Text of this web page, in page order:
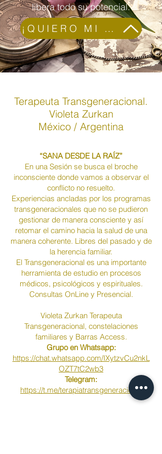
libera todo su potencial.
¡QUIERO MI 1º CONSULTA GRATIS!!
Terapeuta Transgeneracional.
Violeta Zurkan
México / Argentina
“SANA DESDE LA RAÍZ”
En una Sesión se busca el broche
inconsciente donde vamos a observar el
conflicto no resuelto.
Experiencias ancladas por los programas
transgeneracionales que no se pudieron
gestionar de manera consciente y así
retomar el camino hacia la salud de una
manera coherente. Libres del pasado y de
la herencia familiar.
El Transgeneracional es una importante
herramienta de estudio en procesos
médicos, psicológicos y espirituales.
Consultas OnLine y Presencial.
Violeta Zurkan Terapeuta
Transgeneracional, constelaciones
familiares y Barras Access.
Grupo en Whatsapp:
https://chat.whatsapp.com/IXytzvCu2nkL
OZT7tC2wb3
Telegram:
https://t.me/terapiatransgeneracional